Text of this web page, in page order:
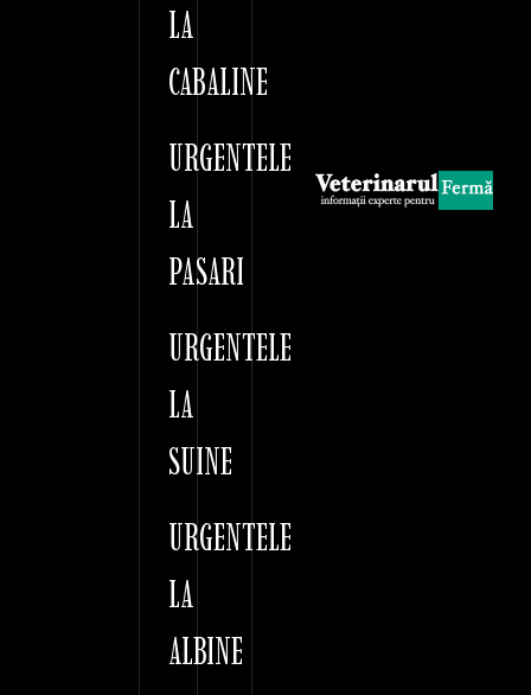
LA
CABALINE
URGENTELE
LA
PASARI
URGENTELE
LA
SUINE
URGENTELE
LA
ALBINE